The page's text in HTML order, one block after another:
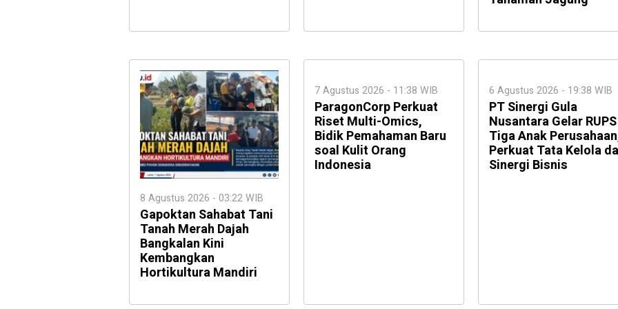
8 Agustus 2026 - 03:22 WIB
Gapoktan Sahabat Tani
Tanah Merah Dajah
Bangkalan Kini
Kembangkan
Hortikultura Mandiri
7 Agustus 2026 - 11:38 WIB
ParagonCorp Perkuat
Riset Multi-Omics,
Bidik Pemahaman Baru
soal Kulit Orang
Indonesia
6 Agustus 2026 - 19:38 WIB
PT Sinergi Gula
Nusantara Gelar RUPS
Tiga Anak
Perkuat Tata Kelola
Sinergi Bisnis